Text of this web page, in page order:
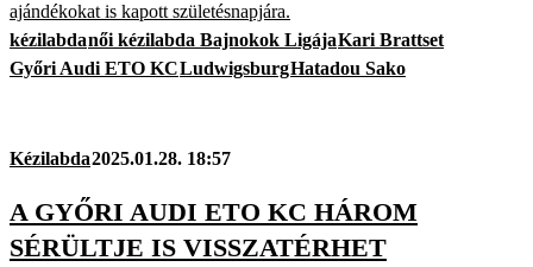
ajándékokat is kapott születésnapjára.
kézilabdanői kézilabda Bajnokok LigájaKari Brattset
Győri Audi ETO KCLudwigsburgHatadou Sako
Kézilabda2025.01.28. 18:57
A GYŐRI AUDI ETO KC HÁROM
SÉRÜLTJE IS VISSZATÉRHET